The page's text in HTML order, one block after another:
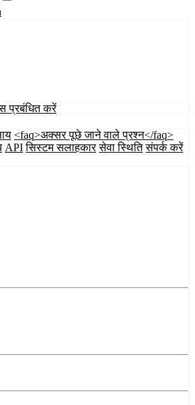
प्रबंधित करें
<faq>अक्सर पूछे जाने वाले प्रश्न</faq>
API सिस्टम सलाहकार सेवा स्थिति संपर्क करें